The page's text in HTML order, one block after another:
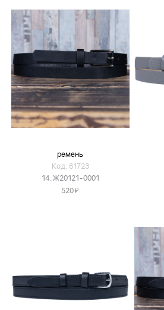
ремень
Код: 61723
14.Ж20121-0001
520Я